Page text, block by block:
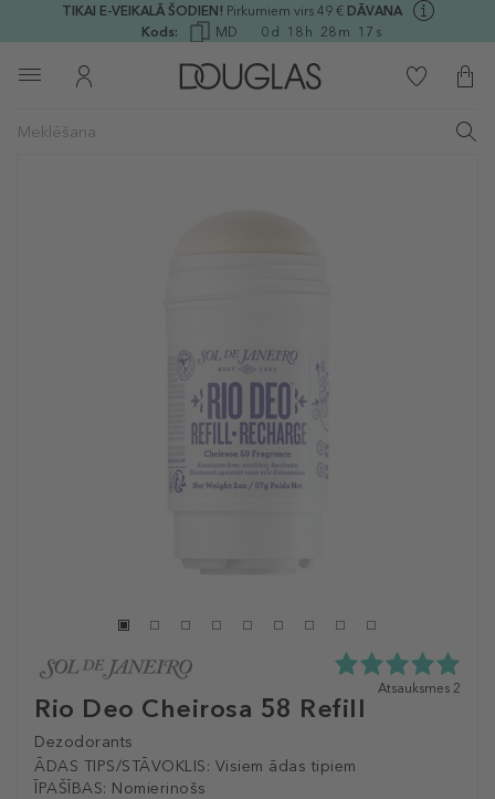
TIKAI E-VEIKALĀ ŠODIEN! Pirkumiem virs 49 € DĀVANA
Kods:
MD 0 d 18 h 28 m 17 s
Rio Deo Cheirosa 58 Refill
Dezodorants
ĀDAS TIPS/STĀVOKLIS: Visiem ādas tipiem
ĪPAŠĪBAS: Nomierinošs
5.0
Atsauksmes 2